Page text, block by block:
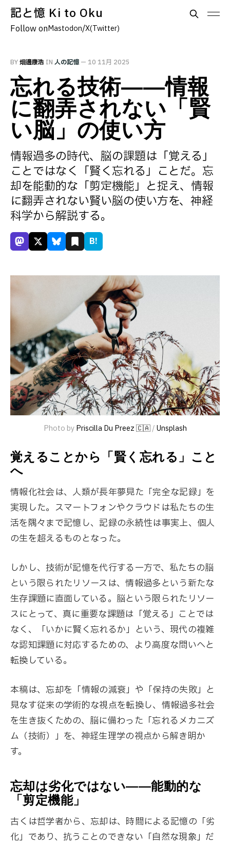
記と憶 Ki to Oku
Follow onMastodon/X(Twitter)
BY畑邊康浩 IN 人の記憶 — 10 11月 2025
忘れる技術——情報
に翻弄されない「賢
い脳」の使い方
情報過多の時代、脳の課題は「覚える」
ことではなく「賢く忘れる」ことだ。忘
却を能動的な「剪定機能」と捉え、情報
に翻弄されない賢い脳の使い方を、神経
科学から解説する。
B!
Photo by Priscilla Du Preez 🇨🇦 / Unsplash
覚えることから「賢く忘れる」こと
へ
情報化社会は、人類が長年夢見た「完全な記録」を
実現した。スマートフォンやクラウドは私たちの生
活を隅々まで記憶し、記録の永続性は事実上、個人
の生を超えるものとなった。
しかし、技術が記憶を代行する一方で、私たちの脳
という限られたリソースは、情報過多という新たな
生存課題に直面している。脳という限られたリソー
スにとって、真に重要な課題は「覚える」ことでは
なく、「いかに賢く忘れるか」という、現代の複雑
な認知課題に対応するための、より高度な問いへと
転換している。
本稿は、忘却を「情報の減衰」や「保持の失敗」と
見なす従来の学術的な視点を転換し、情報過多社会
を生き抜くための、脳に備わった「忘れるメカニズ
ム（技術）」を、神経生理学の視点から解き明か
す。
忘却は劣化ではない——能動的な
「剪定機能」
古くは哲学者から、忘却は、時間による記憶の「劣
化」であり、抗うことのできない「自然な現象」だ